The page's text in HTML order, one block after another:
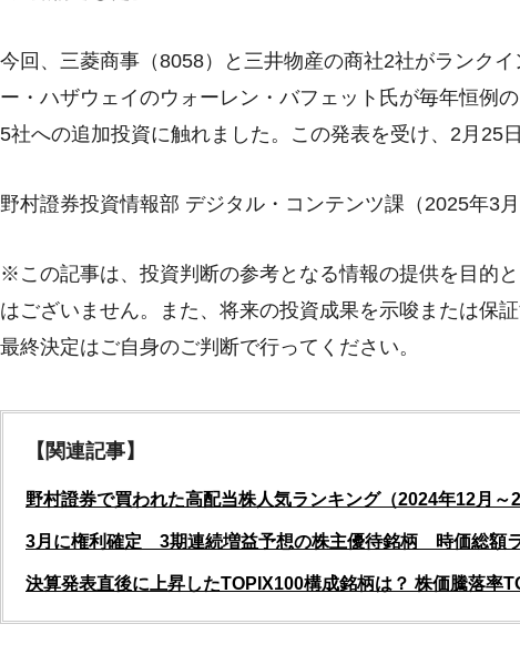
今回、三菱商事（8058）と三井物産の商社2社がランク
ー・ハザウェイのウォーレン・バフェット氏が毎年恒例
5社への追加投資に触れました。この発表を受け、2月25
野村證券投資情報部 デジタル・コンテンツ課（2025年3月
※この記事は、投資判断の参考となる情報の提供を目的
はございません。また、将来の投資成果を示唆または保
最終決定はご自身のご判断で行ってください。
【関連記事】
野村證券で買われた高配当株人気ランキング（2024年12月～
3月に権利確定 3期連続増益予想の株主優待銘柄 時価総額ラ
決算発表直後に上昇したTOPIX100構成銘柄は？ 株価騰落率